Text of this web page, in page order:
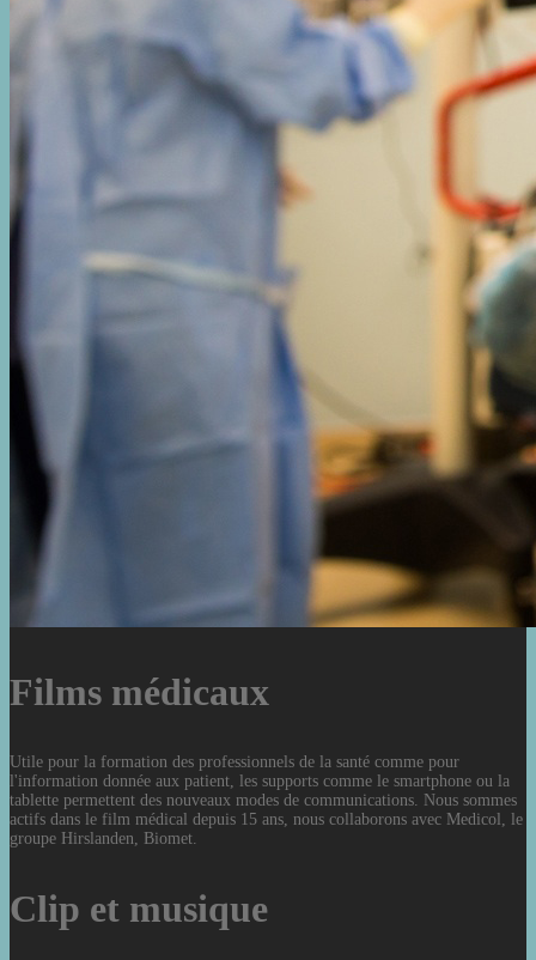
Films médicaux
Utile pour la formation des professionnels de la santé comme pour
l'information donnée aux patient, les supports comme le smartphone ou la
tablette permettent des nouveaux modes de communications. Nous sommes
actifs dans le film médical depuis 15 ans, nous collaborons avec Medicol, le
groupe Hirslanden, Biomet.
Clip et musique